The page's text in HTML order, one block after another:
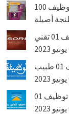
الوكالة الوطنية لإنعاش التشغيل والكفاءات: توظيف 100
أصيلة
الشركة الملكية لتشجيع الفرس: مباراة توظيف 01 تقني
جماعة اكوراي – إقليم الحاجب: مباراة توظيف 01 طبيب
المختبر العمومي للتجارب والدراسات: مباراة توظيف 01